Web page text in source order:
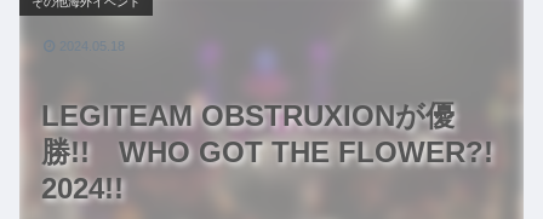
LEGITEAM OBSTRUXIONが優
勝!! WHO GOT THE FLOWER?!
2024!!
2024.05.18